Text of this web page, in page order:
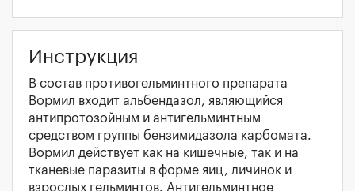
Инструкция
В состав противогельминтного препарата
Вормил входит альбендазол, являющийся
антипротозойным и антигельминтным
средством группы бензимидазола карбомата.
Вормил действует как на кишечные, так и на
тканевые паразиты в форме яиц, личинок и
взрослых гельминтов. Антигельминтное